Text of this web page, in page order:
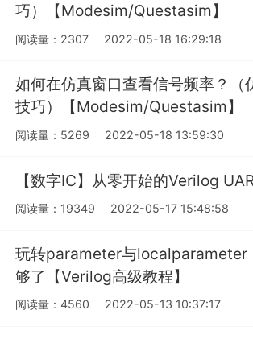
巧）【Modesim/Questasim】
阅读量：2307 2022-05-18 16:29:18
如何在仿真窗口查看信号频率？（
技巧）【Modesim/Questasim】
阅读量：5269 2022-05-18 13:59:30
【数字IC】从零开始的Verilog
阅读量：19349 2022-05-17 15:48:58
玩转parameter与localparameter
够了【Verilog高级教程】
阅读量：4560 2022-05-13 10:37:17